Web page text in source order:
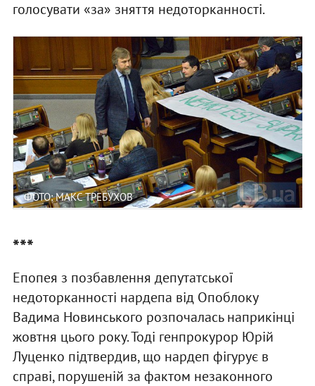
голосувати «за» зняття недоторканності.
ФОТО: МАКС ТРЕБУХОВ
***
Епопея з позбавлення депутатської
недоторканності нардепа від Опоблоку
Вадима Новинського розпочалась наприкінці
жовтня цього року. Тоді генпрокурор Юрій
Луценко підтвердив, що нардеп фігурує в
справі, порушеній за фактом незаконного